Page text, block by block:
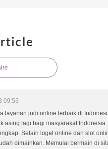
09:53
layanan judi online terbaik di
asing lagi bagi masyarakat
Selain togel online dan slot
dimainkan. Memulai bermain di